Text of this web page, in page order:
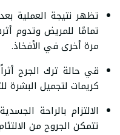
تظهر نتيجة العملية
تمامًا للمريض وتدوم
مرة أخرى في الأفخاذ.
قي حالة ترك الجرح
كريمات لتجميل البشرة
الالتزام بالراحة
تتمكن الجروح من